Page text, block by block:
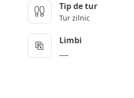
Tip de tur
Tur zilnic
Limbi